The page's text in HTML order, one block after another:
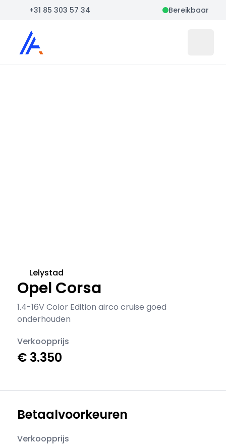
+31 85 303 57 34 Bereikbaar
Auto Atlas
Opel Corsa
1.4-16V Color Edition airco cruise goed
onderhouden
Lelystad
Verkoopprijs
€ 3.350
Betaalvoorkeuren
Verkoopprijs